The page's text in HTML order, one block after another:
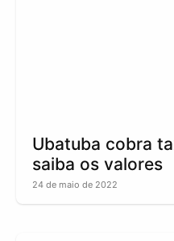
Ubatuba cobra
saiba os valores
24 de maio de 2022